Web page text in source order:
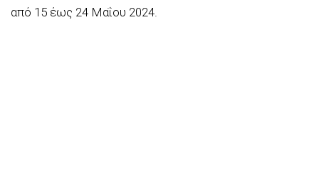
από 15 έως 24 Μαΐου 2024.